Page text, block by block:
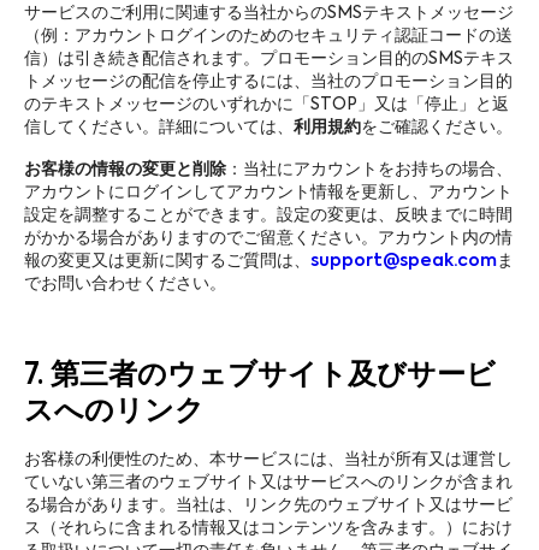
サービスのご利用に関連する当社からのSMSテキストメッセージ
（例：アカウントログインのためのセキュリティ認証コードの送
信）は引き続き配信されます。プロモーション目的のSMSテキス
トメッセージの配信を停止するには、当社のプロモーション目的
のテキストメッセージのいずれかに「STOP」又は「停止」と返
信してください。詳細については、 利用規約をご確認ください。
お客様の情報の変更と削除 ：当社にアカウントをお持ちの場合、
アカウントにログインしてアカウント情報を更新し、アカウント
設定を調整することができます。設定の変更は、反映までに時間
がかかる場合がありますのでご留意ください。アカウント内の情
報の変更又は更新に関するご質問は、 support@speak.comま
でお問い合わせください。
7. 第三者のウェブサイト及びサービ
スへのリンク
お客様の利便性のため、本サービスには、当社が所有又は運営し
ていない第三者のウェブサイト又はサービスへのリンクが含まれ
る場合があります。当社は、リンク先のウェブサイト又はサービ
ス（それらに含まれる情報又はコンテンツを含みます。）におけ